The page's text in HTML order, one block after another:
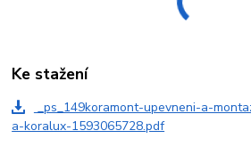
Ke stažení
_ps_149koramont-upevneni-a-
a-koralux-1593065728.pdf